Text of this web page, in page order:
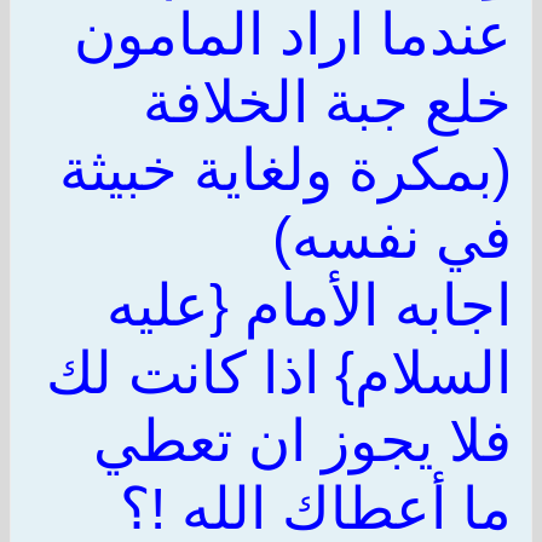
عندما اراد المامون
خلع جبة الخلافة
(بمكرة ولغاية خبيثة
في نفسه)
اجابه الأمام {عليه
السلام} اذا كانت لك
فلا يجوز ان تعطي
ما أعطاك الله !؟